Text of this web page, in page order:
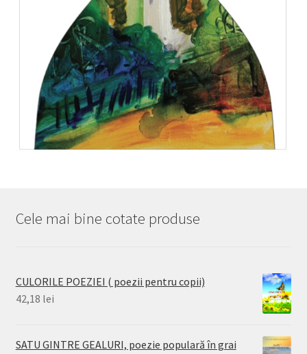
Cele mai bine cotate produse
CULORILE POEZIEI ( poezii pentru copii)
42,18 lei
SATU GINTRE GEALURI, poezie populară în grai